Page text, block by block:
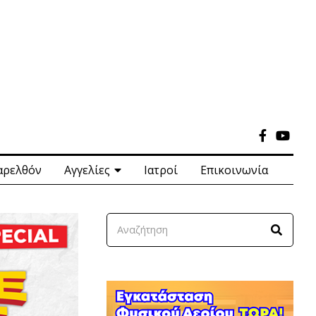
Αγγελίες Ιατροί Επικοινωνία